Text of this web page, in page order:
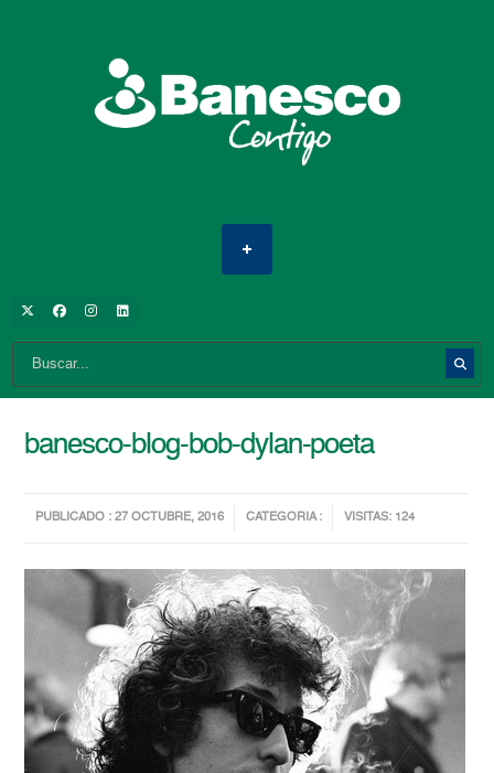
banesco-blog-bob-dylan-poeta
PUBLICADO : 27 OCTUBRE, 2016 CATEGORIA : VISITAS: 124